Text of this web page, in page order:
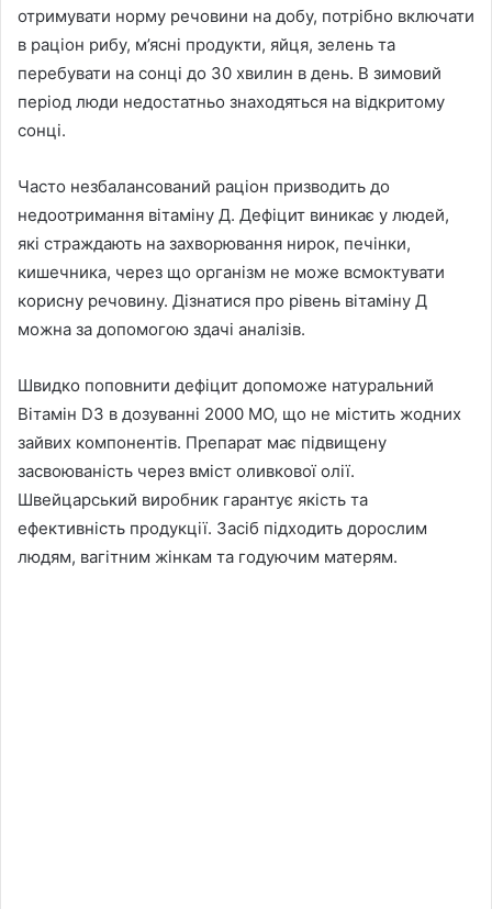
отримувати норму речовини на добу, потрібно включати
в раціон рибу, м’ясні продукти, яйця, зелень та
перебувати на сонці до 30 хвилин в день. В зимовий
період люди недостатньо знаходяться на відкритому
сонці.
Часто незбалансований раціон призводить до
недоотримання вітаміну Д. Дефіцит виникає у людей,
які страждають на захворювання нирок, печінки,
кишечника, через що організм не може всмоктувати
корисну речовину. Дізнатися про рівень вітаміну Д
можна за допомогою здачі аналізів.
Швидко поповнити дефіцит допоможе натуральний
Вітамін D3 в дозуванні 2000 МО, що не містить жодних
зайвих компонентів. Препарат має підвищену
засвоюваність через вміст оливкової олії.
Швейцарський виробник гарантує якість та
ефективність продукції. Засіб підходить дорослим
людям, вагітним жінкам та годуючим матерям.